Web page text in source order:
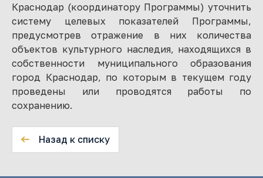
Краснодар (координатору Программы) уточнить
систему целевых показателей Программы,
предусмотрев отражение в них количества
объектов культурного наследия, находящихся в
собственности муниципального образования
город Краснодар, по которым в текущем году
проведены или проводятся работы по
сохранению.
Назад к списку